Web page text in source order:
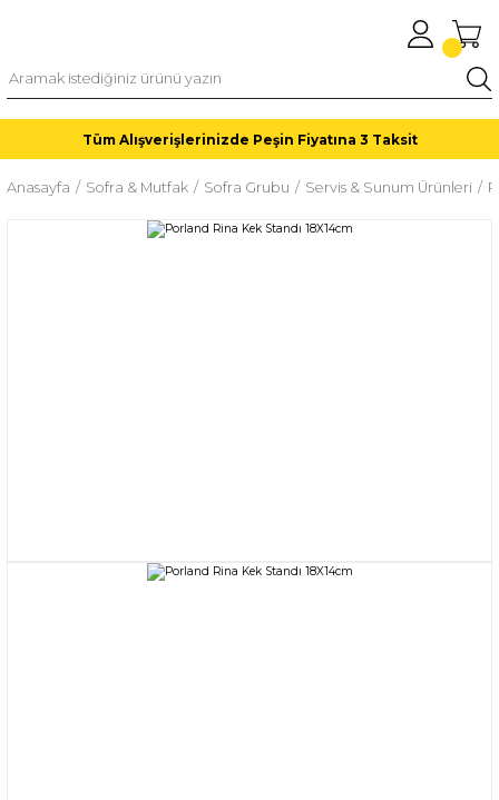
Tüm Alışverişlerinizde Peşin Fiyatına 3 Taksit
Anasayfa Sofra & Mutfak Sofra Grubu Servis & Sunum Ürünleri